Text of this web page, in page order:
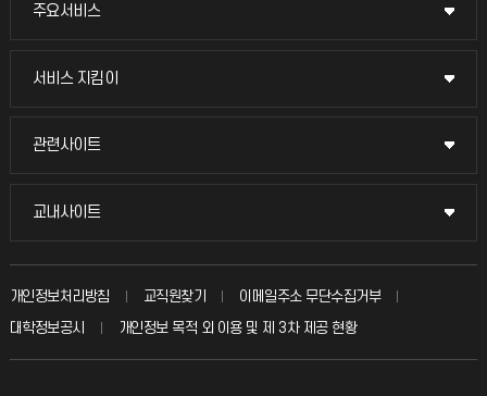
주요서비스
주요서비스
교무회의방송
입학안내
서비스 지킴이
서비스 지킴이
묻고 답하기
칭찬마당
학생서비스 지킴이
관련사이트
관련사이트
국방헬프콜
교내사이트
교내사이트
교수회
교육혁신본부
개인정보처리방침 교직원찾기
이메일주소 무단수집거부
대학정보공시
개인정보 목적 외 이용 및 제 3차 제공 현황